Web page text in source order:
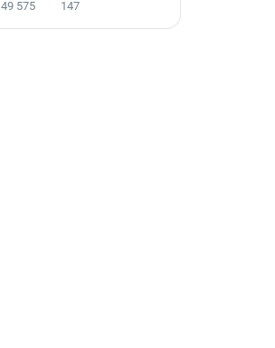
49 575 147